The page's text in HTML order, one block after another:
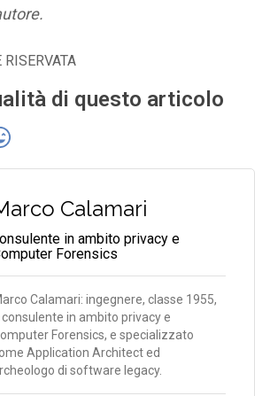
di questo articolo
Calamari
in ambito privacy e
Forensics
Calamari: ingegnere, classe 1955,
consulente in ambito privacy e
Forensics, e specializzato
Application Architect ed
di software legacy.